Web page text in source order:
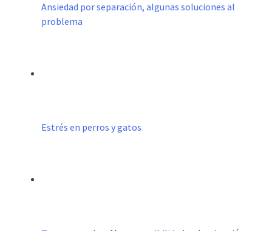
Ansiedad por separación, algunas soluciones al
problema
Estrés en perros y gatos